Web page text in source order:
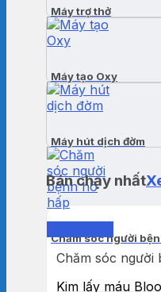
Máy trợ thở
Máy tạo Oxy
Máy hút dịch đờm
Chăm sóc người
Bán chạy nhất
Chăm sóc người
Kim lấy máu